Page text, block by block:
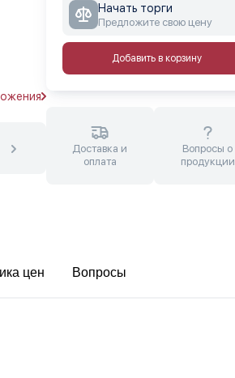
Начать торги
Предложите свою цену
Добавить в корзину
Доставка и
оплата
Вопросы о
продукции
цен Вопросы